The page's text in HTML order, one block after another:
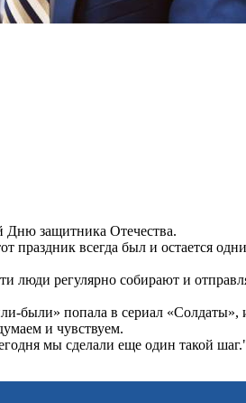
Дню защитника Отечества.
праздник всегда был и остается
люди регулярно собирают и
были» попала в сериал «Солдаты»,
и чувствуем.
мы сделали еще один такой